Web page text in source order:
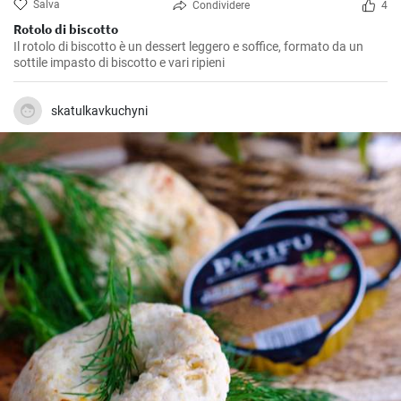
Salva Condividere 4
Rotolo di biscotto
Il rotolo di biscotto è un dessert leggero e soffice, formato da un
sottile impasto di biscotto e vari ripieni
skatulkavkuchyni